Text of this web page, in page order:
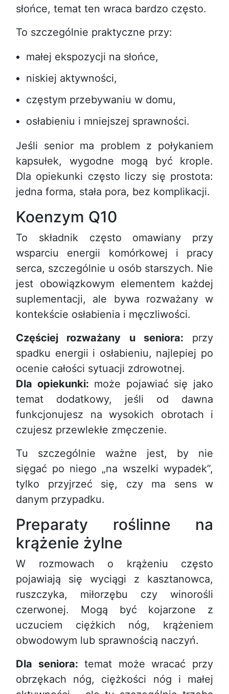
słońce, temat ten wraca bardzo często.
To szczególnie praktyczne przy:
małej ekspozycji na słońce,
niskiej aktywności,
częstym przebywaniu w domu,
osłabieniu i mniejszej sprawności.
Jeśli senior ma problem z połykaniem
kapsułek, wygodne mogą być krople.
Dla opiekunki często liczy się prostota:
jedna forma, stała pora, bez komplikacji.
Koenzym Q10
To składnik często omawiany przy
wsparciu energii komórkowej i pracy
serca, szczególnie u osób starszych. Nie
jest obowiązkowym elementem każdej
suplementacji, ale bywa rozważany w
kontekście osłabienia i męczliwości.
Częściej rozważany u seniora: przy
spadku energii i osłabieniu, najlepiej po
ocenie całości sytuacji zdrowotnej.
Dla opiekunki: może pojawiać się jako
temat dodatkowy, jeśli od dawna
funkcjonujesz na wysokich obrotach i
czujesz przewlekłe zmęczenie.
Tu szczególnie ważne jest, by nie
sięgać po niego „na wszelki wypadek”,
tylko przyjrzeć się, czy ma sens w
danym przypadku.
Preparaty roślinne na
krążenie żylne
W rozmowach o krążeniu często
pojawiają się wyciągi z kasztanowca,
ruszczyka, miłorzębu czy winorośli
czerwonej. Mogą być kojarzone z
uczuciem ciężkich nóg, krążeniem
obwodowym lub sprawnością naczyń.
Dla seniora: temat może wracać przy
obrzękach nóg, ciężkości nóg i małej